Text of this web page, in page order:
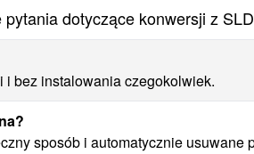
dotyczące konwersji z
bez instalowania czegokolwiek.
sposób i automatycznie usuwane